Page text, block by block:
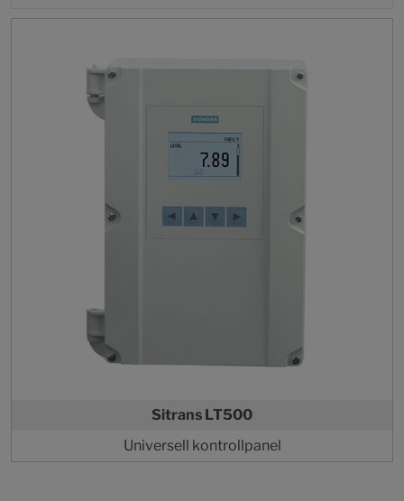
Sitrans LT500
Universell kontrollpanel